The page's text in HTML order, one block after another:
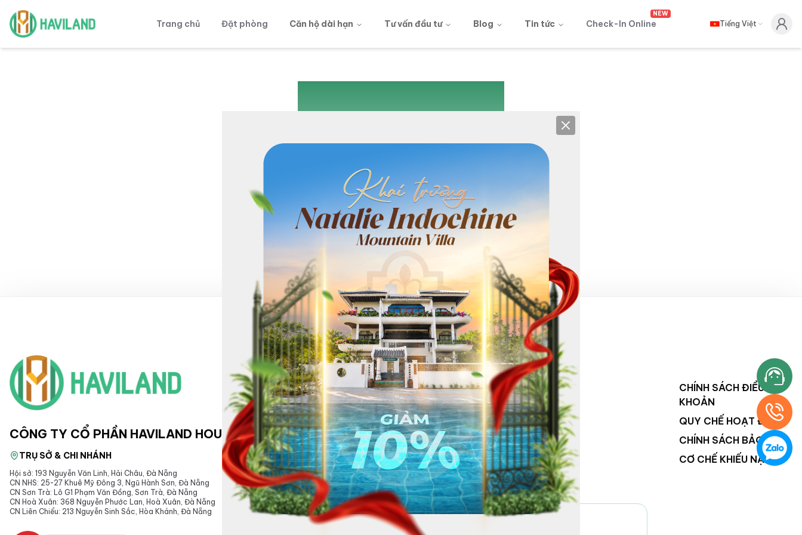
Haviland
Trang chủ Đặt phòng Căn hộ dài hạn Tư vấn đầu tư Blog Tin tức Check-In Online
NEW
Tiếng Việt
404
Oops...
Xin lỗi, trang bạn đang tìm kiếm không tồn tại hoặc đã được thay đổi
CÔNG TY CỔ PHẦN HAVILAND HOUSE
TRỤ SỞ & CHI NHÁNH
Hội sở: 193 Nguyễn Văn Linh, Hải Châu, Đà Nẵng
CN NHS: 25-27 Khuê Mỹ Đông 3, Ngũ Hành Sơn, Đà Nẵng
CN Sơn Trà: Lô G1 Phạm Văn Đồng, Sơn Trà, Đà Nẵng
CN Hoà Xuân: 368 Nguyễn Phước Lan, Hoà Xuân, Đà Nẵng
CN Liên Chiểu: 213 Nguyễn Sinh Sắc, Hòa Khánh, Đà Nẵng
VỀ CHÚNG TÔI
HỆ THỐNG KHÁCH SẠN
HOẠT ĐỘNG CÔNG TY
TUYỂN DỤNG
LIÊN HỆ
CHÍNH SÁCH ĐIỀU
KHOẢN
QUY CHẾ HOẠT ĐỘNG
CHÍNH SÁCH BẢO MẬT
CƠ CHẾ KHIẾU NẠI
TẢI ỨNG DỤNG LƯU TRÚ DÀI HẠN HAVILAND
Close